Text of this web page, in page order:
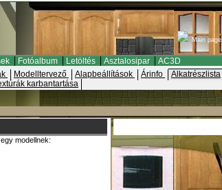
Main page
Fotóalbum Letöltés Asztalosipar
AC3D
Modelltervező Alapbeállítások Árinfo
Alkatrészlista
karbantartása
modellnek: